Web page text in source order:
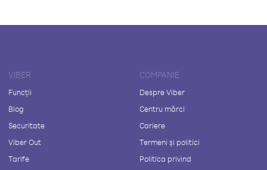
VIBER
Funcții
Blog
Securitate
Viber Out
Tarife
COMPANIE
Despre Viber
Centru mărci
Cariere
Termeni și politici
Politica privind